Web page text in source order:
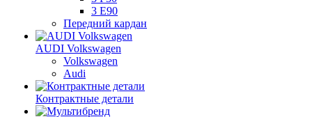
3 E90
Передний кардан
AUDI Volkswagen
Volkswagen
Audi
Контрактные детали